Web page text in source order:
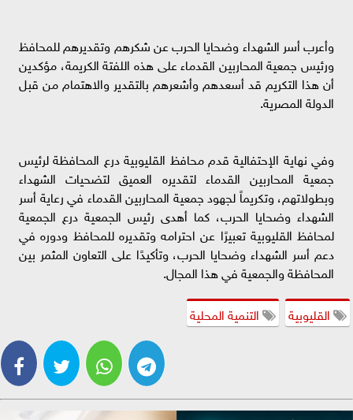
وأعرب أسر الشهداء وضحايا الحرب عن شكرهم وتقديرهم للمحافظ
ورئيس جمعية المحاربين القدماء على هذه اللفتة الكريمة، مؤكدين
أن هذا التكريم قد أسعدهم وأشعرهم بالتقدير والاهتمام من قبل
الدولة المصرية.
وفي نهاية الإحتفالية قدم محافظ القليوبية درع المحافظة لرئيس
جمعية المحاربين القدماء لتقديره العميق لتضحيات الشهداء
وبطولاتهم، وتكريماً لجهود جمعية المحاربين القدماء في رعاية أسر
الشهداء وضحايا الحرب، كما أهدى رئيس الجمعية درع الجمعية
لمحافظ القليوبية تعبيرًا عن احترامه وتقديره للمحافظ ودوره في
دعم أسر الشهداء وضحايا الحرب، وتأكيدًا على التعاون المثمر بين
المحافظة والجمعية في هذا المجال.
القليوبية
التنمية المحلية